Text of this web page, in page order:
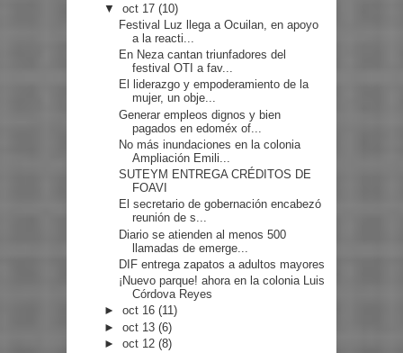
▼oct 17(10)
Festival Luz llega a Ocuilan, en apoyo
a la reacti...
En Neza cantan triunfadores del
festival OTI a fav...
El liderazgo y empoderamiento de la
mujer, un obje...
Generar empleos dignos y bien
pagados en edoméx of...
No más inundaciones en la colonia
Ampliación Emili...
SUTEYM ENTREGA CRÉDITOS DE
FOAVI
El secretario de gobernación encabezó
reunión de s...
Diario se atienden al menos 500
llamadas de emerge...
DIF entrega zapatos a adultos mayores
¡Nuevo parque! ahora en la colonia Luis
Córdova Reyes
►oct 16(11)
►oct 13(6)
►oct 12(8)